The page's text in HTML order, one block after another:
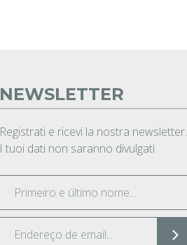
NEWSLETTER
Registrati e ricevi la nostra newsletter.
I tuoi dati non saranno divulgati